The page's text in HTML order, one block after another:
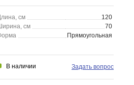
см
120
см
70
Прямоугольная
В наличии Задать вопрос